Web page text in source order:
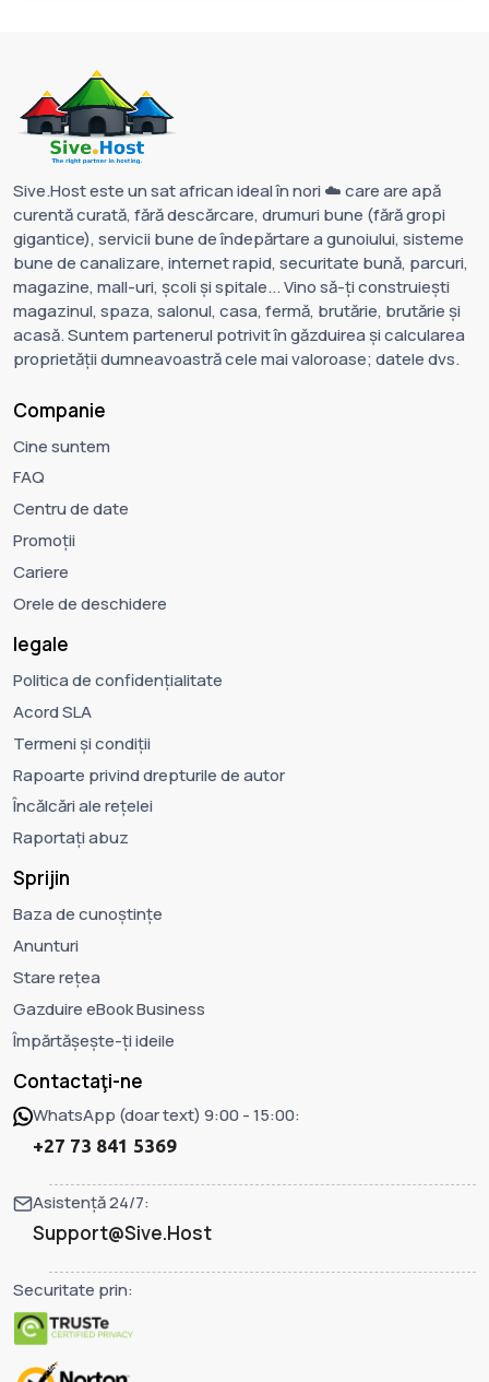
Sive.Host este un sat african ideal în nori ☁️ care are apă
curentă curată, fără descărcare, drumuri bune (fără gropi
gigantice), servicii bune de îndepărtare a gunoiului, sisteme
bune de canalizare, internet rapid, securitate bună, parcuri,
magazine, mall-uri, școli și spitale... Vino să-ți construiești
magazinul, spaza, salonul, casa, fermă, brutărie, brutărie și
acasă. Suntem partenerul potrivit în găzduirea și calcularea
proprietății dumneavoastră cele mai valoroase; datele dvs.
Companie
Cine suntem
FAQ
Centru de date
Promoții
Cariere
Orele de deschidere
legale
Politica de confidențialitate
Acord SLA
Termeni și condiții
Rapoarte privind drepturile de autor
Încălcări ale rețelei
Raportați abuz
Sprijin
Baza de cunoștințe
Anunturi
Stare rețea
Gazduire eBook Business
Împărtășește-ți ideile
Contactaţi-ne
WhatsApp (doar text) 9:00 - 15:00:
+27 73 841 5369
Asistență 24/7:
Support@Sive.Host
Securitate prin: